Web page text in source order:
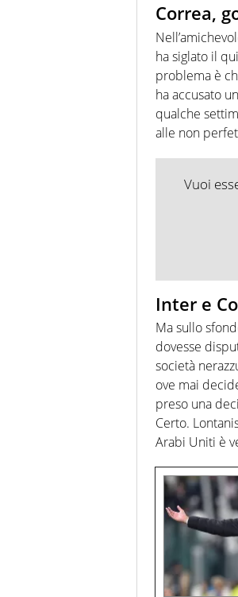
Correa,
ha siglato il
problema è
ha accusato
qualche
alle non
Vuoi
Inter e
Ma sullo
dovesse
società
ove mai
preso una
Certo.
Arabi Uniti è